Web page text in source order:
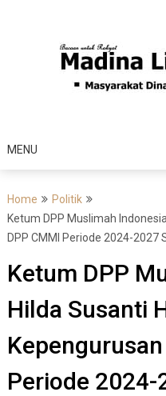
MENU
Home
Politik
Ketum DPP Muslimah
DPP CMMI Periode 2024-
Ketum DPP
Hilda Susanti
Periode 2024-